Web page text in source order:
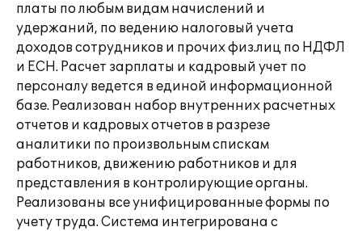
платы по любым видам начислений и
удержаний, по ведению налоговый учета
доходов сотрудников и прочих физ.лиц по НДФЛ
и ЕСН. Расчет зарплаты и кадровый учет по
персоналу ведется в единой информационной
базе. Реализован набор внутренних расчетных
отчетов и кадровых отчетов в разрезе
аналитики по произвольным спискам
работников, движению работников и для
представления в контролирующие органы.
Реализованы все унифицированные формы по
учету труда. Система интегрирована с